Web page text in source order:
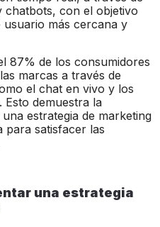
chatbots, con el objetivo
más cercana y
87% de los consumidores
marcas a través de
el chat en vivo y los
Esto demuestra la
estrategia de marketing
para satisfacer las
una estrategia